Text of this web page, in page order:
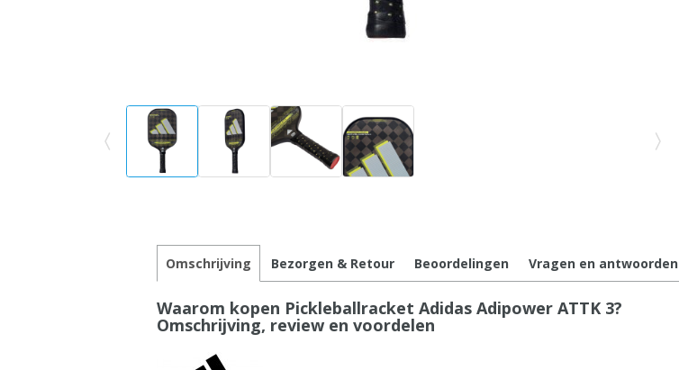
Omschrijving Bezorgen & Retour Beoordelingen Vragen en antwoorden
Waarom kopen Pickleballracket Adidas Adipower ATTK 3?
Omschrijving, review en voordelen